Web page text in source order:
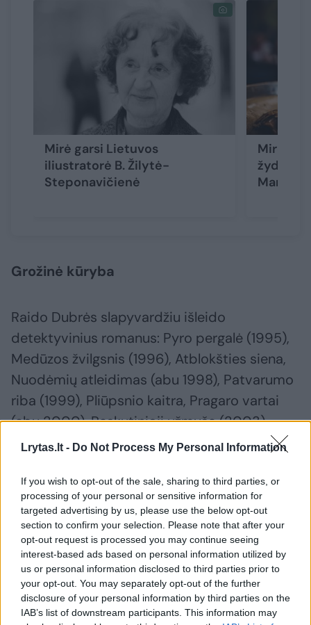
Lrytas.lt - Do Not Process My Personal Information
If you wish to opt-out of the sale, sharing to third parties, or
processing of your personal or sensitive information for
targeted advertising by us, please use the below opt-out
section to confirm your selection. Please note that after your
opt-out request is processed you may continue seeing
interest-based ads based on personal information utilized by
us or personal information disclosed to third parties prior to
your opt-out. You may separately opt-out of the further
disclosure of your personal information by third parties on the
IAB’s list of downstream participants. This information may
Mirė garsi Lietuvos
iliustratorė B. Žilytė-
Steponavičienė
Mirė
žydų
Markas
Grožinė kūryba
Raido Dubrės slapyvardžiu išleido
detektyvinius romanus: Pyro pergalė (1995),
Medūzos žvilgsnis (1996), Atblokšties siena,
Nuodėmių atleidimas (abu 1998), Patvarumo
riba (1999), Pliūpsnio kaitra, Pragaro vartai
(abu 2000), Paskutinioji užmuša (2003),
Aukos stulpas (2007).
Savo vardu išleido romanus: Kryžiau žalio
medžio (2000, lenkų kalba 2011),
Apšlakstytas isopu (2004), Įvykių horizontas
(2007, lenkų kalba 2016), Surišti ir atrišti
(2007), Mirties varos (2008), Banga atgal
negrįžta (2011), Praeities dulkės – mirties
šešėliai (2019), politinį trilerį Jautrumo